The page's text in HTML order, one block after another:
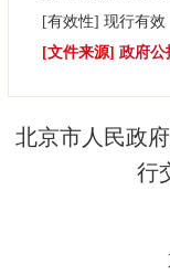
决策公开
[有效性] 现行有效
[文件来源] 政府公
北京市人民政
行